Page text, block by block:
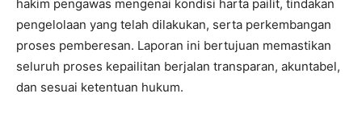
hakim pengawas mengenai kondisi harta pailit, tindakan
pengelolaan yang telah dilakukan, serta perkembangan
proses pemberesan. Laporan ini bertujuan memastikan
seluruh proses kepailitan berjalan transparan, akuntabel,
dan sesuai ketentuan hukum.